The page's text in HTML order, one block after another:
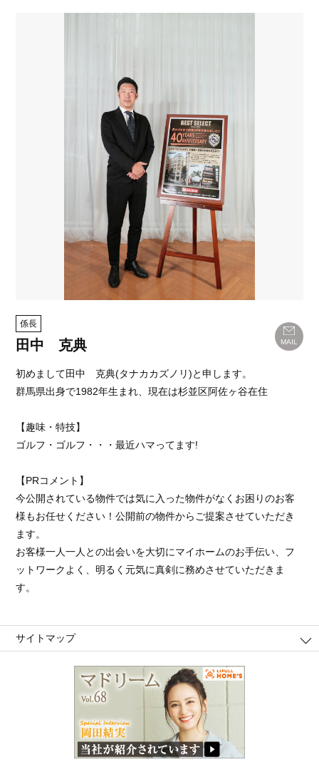
係長
田中 克典 MAIL
初めまして田中 克典(タナカカズノリ)と申します。
群馬県出身で1982年生まれ、現在は杉並区阿佐ヶ谷在住
【趣味・特技】
ゴルフ・ゴルフ・・・最近ハマってます!
【PRコメント】
今公開されている物件では気に入った物件がなくお困りのお客
様もお任せください！公開前の物件からご提案させていただき
ます。
お客様一人一人との出会いを大切にマイホームのお手伝い、フ
ットワークよく、明るく元気に真剣に務めさせていただきま
す。
サイトマップ